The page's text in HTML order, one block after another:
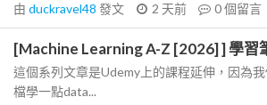
由 duckravel48 發文 2 天前 0個留言
[Machine Learning A-Z [2026] ] 學習
這個系列文章是Udemy上的課程延伸，因為
檔學一點data...